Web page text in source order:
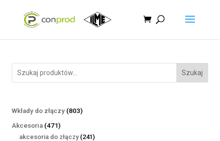
Szukaj
Wkłady do złączy 803803
Akcesoria 471471
produktów
akcesoria do złączy 241241